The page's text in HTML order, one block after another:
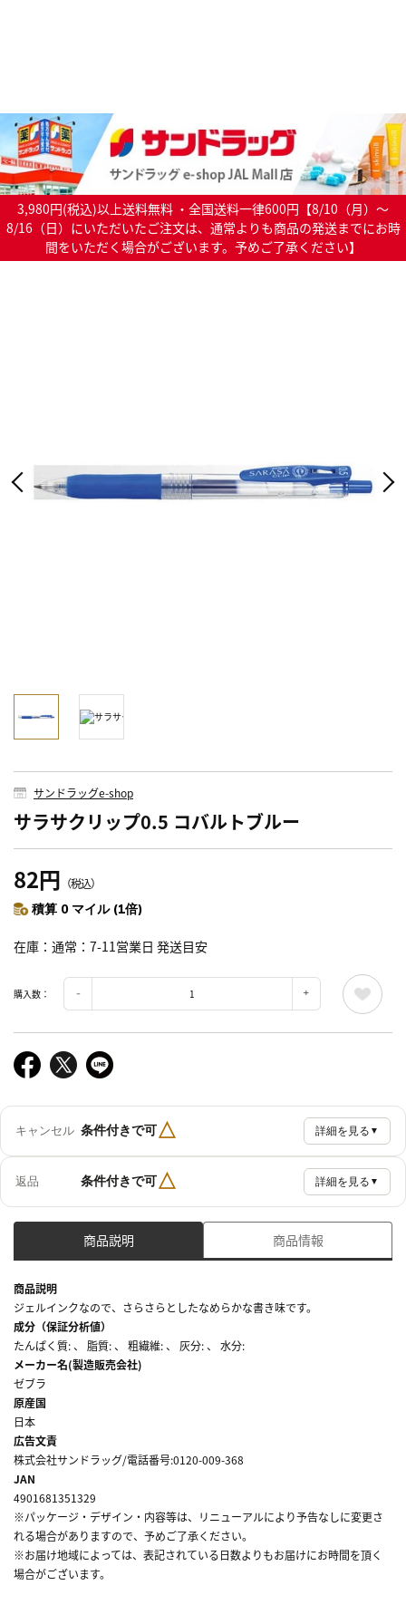
3,980円(税込)以上送料無料 ・全国送料一律600円【8/10（月）～
8/16（日）にいただいたご注文は、通常よりも商品の発送までにお時
間をいただく場合がございます。予めご了承ください】
サンドラッグe-shop
サラサクリップ0.5 コバルトブルー
82円 （税込）
積算 0 マイル (1倍)
在庫 通常：7-11営業日 発送目安
購入数：
キャンセル 条件付きで可△ 詳細を見る ▼
返品 条件付きで可△ 詳細を見る ▼
商品説明 商品情報
商品説明
ジェルインクなので、さらさらとしたなめらかな書き味です。
成分（保証分析値）
たんぱく質: 、 脂質: 、 粗繊維: 、 灰分: 、 水分:
メーカー名(製造販売会社)
ゼブラ
原産国
日本
広告文責
株式会社サンドラッグ/電話番号:0120-009-368
JAN
4901681351329
※パッケージ・デザイン・内容等は、リニューアルにより予告なしに変更さ
れる場合がありますので、予めご了承ください。
※お届け地域によっては、表記されている日数よりもお届けにお時間を頂く
場合がございます。